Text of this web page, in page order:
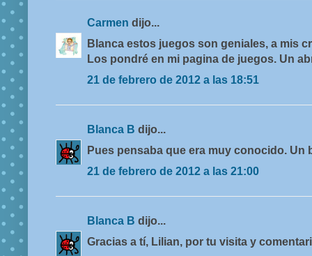
Carmen dijo...
Blanca estos juegos son geniales, a mis
Los pondré en mi pagina de juegos. Un
21 de febrero de 2012 a las 18:51
Blanca B dijo...
Pues pensaba que era muy conocido. Un
21 de febrero de 2012 a las 21:00
Blanca B dijo...
Gracias a tí, Lilian, por tu visita y